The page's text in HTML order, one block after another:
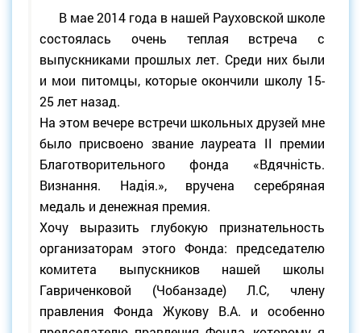
В мае 2014 года в нашей Рауховской школе
состоялась очень теплая встреча с
выпускниками прошлых лет. Среди них были
и мои питомцы, которые окончили школу 15-
25 лет назад.
На этом вечере встречи школьных друзей мне
было присвоено звание лауреата ІІ премии
Благотворительного фонда «Вдячність.
Визнання. Надія.», вручена серебряная
медаль и денежная премия.
Хочу выразить глубокую признательность
организаторам этого Фонда: председателю
комитета выпускников нашей школы
Гавриченковой (Чобанзаде) Л.С, члену
правления Фонда Жукову В.А. и особенно